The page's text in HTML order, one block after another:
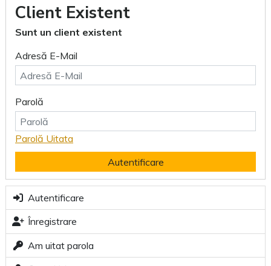
Client Existent
Sunt un client existent
Adresă E-Mail
Parolă
Parolă Uitata
Autentificare
Autentificare
Înregistrare
Am uitat parola